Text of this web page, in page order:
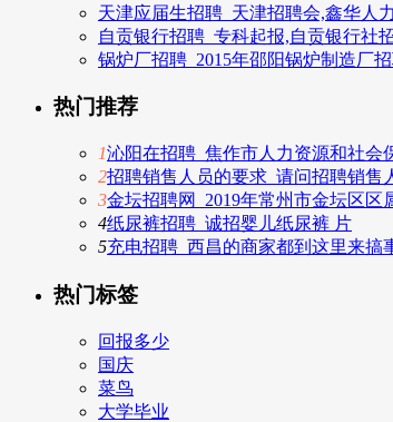
天津应届生招聘_天津招聘会,鑫华人
自贡银行招聘_专科起报,自贡银行社
锅炉厂招聘_2015年邵阳锅炉制造厂
热门推荐
1沁阳在招聘_焦作市人力资源和社会
2招聘销售人员的要求_请问招聘销售
3金坛招聘网_2019年常州市金坛区
4纸尿裤招聘_诚招婴儿纸尿裤 片
5充电招聘_西昌的商家都到这里来搞
热门标签
回报多少
国庆
菜鸟
大学毕业